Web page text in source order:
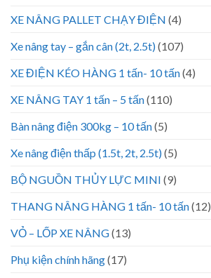
XE NÂNG PALLET CHẠY ĐIỆN (4)
Xe nâng tay – gắn cân (2t, 2.5t)(107)
XE ĐIỆN KÉO HÀNG 1 tấn- 10 tấn(4)
XE NÂNG TAY 1 tấn – 5 tấn(110)
Bàn nâng điện 300kg – 10 tấn(5)
Xe nâng điện thấp (1.5t, 2t, 2.5t)(5)
BỘ NGUỒN THỦY LỰC MINI (9)
THANG NÂNG HÀNG 1 tấn- 10 tấn(12)
VỎ – LỐP XE NÂNG(13)
Phụ kiện chính hãng(17)